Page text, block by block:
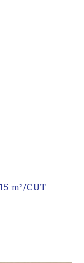
m²/CUT